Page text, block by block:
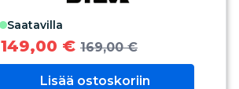
saatavilla
149,00 € 169,00 €
Lisää ostoskoriin